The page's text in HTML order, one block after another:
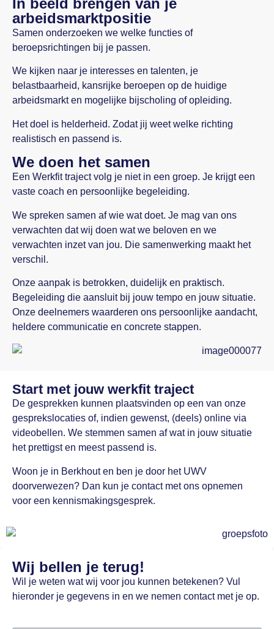
In beeld brengen van je
arbeidsmarktpositie
Samen onderzoeken we welke functies of
beroepsrichtingen bij je passen.
We kijken naar je interesses en talenten, je
belastbaarheid, kansrijke beroepen op de huidige
arbeidsmarkt en mogelijke bijscholing of opleiding.
Het doel is helderheid. Zodat jij weet welke richting
realistisch en passend is.
We doen het samen
Een Werkfit traject volg je niet in een groep. Je krijgt een
vaste coach en persoonlijke begeleiding.
We spreken samen af wie wat doet. Je mag van ons
verwachten dat wij doen wat we beloven en we
verwachten inzet van jou. Die samenwerking maakt het
verschil.
Onze aanpak is betrokken, duidelijk en praktisch.
Begeleiding die aansluit bij jouw tempo en jouw situatie.
Onze deelnemers waarderen ons persoonlijke aandacht,
heldere communicatie en concrete stappen.
Start met jouw werkfit traject
De gesprekken kunnen plaatsvinden op een van onze
gesprekslocaties of, indien gewenst, (deels) online via
videobellen. We stemmen samen af wat in jouw situatie
het prettigst en meest passend is.
Woon je in Berkhout en ben je door het UWV
doorverwezen? Dan kun je contact met ons opnemen
voor een kennismakingsgesprek.
Wij bellen je terug!
Wil je weten wat wij voor jou kunnen betekenen? Vul
hieronder je gegevens in en we nemen contact met je op.